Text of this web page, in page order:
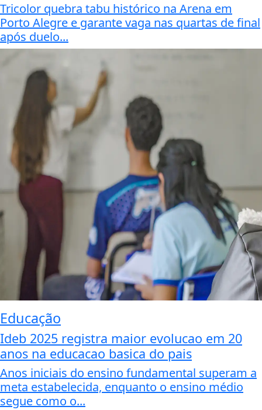
Tricolor quebra tabu histórico na Arena em
Porto Alegre e garante vaga nas quartas de final
após duelo...
Educação
Ideb 2025 registra maior evolucao em 20
anos na educacao basica do pais
Anos iniciais do ensino fundamental superam a
meta estabelecida, enquanto o ensino médio
segue como o...